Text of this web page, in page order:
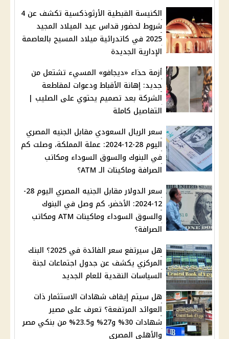
الكنيسة القبطية الأرثوذكسية تكشف عن 4
شروط لحضور قداس عيد الميلاد المجيد
2025 في كاتدرائية ميلاد المسيح بالعاصمة
الإدارية الجديدة
أزمة حذاء «ديجافو» المسيء تشتعل من
جديد: إهانة الأقباط ودعوات لمقاطعة
الشركة بعد تصميم يحتوي على الصليب |
التفاصيل كاملة
سعر الريال السعودي مقابل الجنيه المصري
اليوم 28-12-2024: عملة المملكة، وصلت كم
في البنوك والسوق السوداء ومكاتب
الصرافة وماكينات الـ ATM؟
سعر الدولار مقابل الجنيه المصري اليوم 28-
12-2024: الأخضر، كم وصل في البنوك
والسوق السوداء وماكينات ATM ومكاتب
الصرافة؟
هل سيرتفع سعر الفائدة في 2025؟ البنك
المركزي يكشف عن جدول اجتماعات لجنة
السياسات النقدية للعام الجديد
هل سيتم إيقاف شهادات الاستثمار ذات
العوائد المرتفعة؟ تعرف على مصير
شهادات 30% و27% و23.5% من بنكي مصر
والأهلي المصري